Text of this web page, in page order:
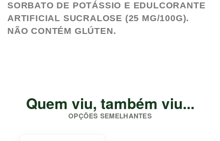
SORBATO DE POTÁSSIO E EDULCORANTE
ARTIFICIAL SUCRALOSE (25 MG/100G).
NÃO CONTÉM GLÚTEN.
Quem viu, também viu...
OPÇÕES SEMELHANTES